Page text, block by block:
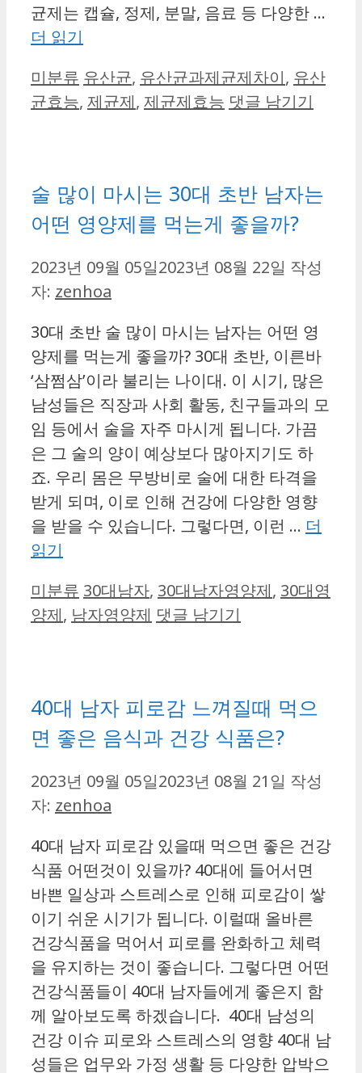
균제는 캡슐, 정제, 분말, 음료 등 다양한 …
더 읽기
카
테
미분류 태
그
유산균, 유산균과제균제차이, 유산
균효능, 제균제, 제균제효능 댓글 남기기
술 많이 마시는 30대 초반 남자는
어떤 영양제를 먹는게 좋을까?
2023년 09월 05일2023년 08월 22일 작성
자: zenhoa
30대 초반 술 많이 마시는 남자는 어떤 영
양제를 먹는게 좋을까? 30대 초반, 이른바
‘삼쩜삼’이라 불리는 나이대. 이 시기, 많은
남성들은 직장과 사회 활동, 친구들과의 모
임 등에서 술을 자주 마시게 됩니다. 가끔
은 그 술의 양이 예상보다 많아지기도 하
죠. 우리 몸은 무방비로 술에 대한 타격을
받게 되며, 이로 인해 건강에 다양한 영향
을 받을 수 있습니다. 그렇다면, 이런 … 더
읽기
카
테
미분류 태
그
30대남자, 30대남자영양제, 30대영
양제, 남자영양제 댓글 남기기
40대 남자 피로감 느껴질때 먹으
면 좋은 음식과 건강 식품은?
2023년 09월 05일2023년 08월 21일 작성
자: zenhoa
40대 남자 피로감 있을때 먹으면 좋은 건강
식품 어떤것이 있을까? 40대에 들어서면
바쁜 일상과 스트레스로 인해 피로감이 쌓
이기 쉬운 시기가 됩니다. 이럴때 올바른
건강식품을 먹어서 피로를 완화하고 체력
을 유지하는 것이 좋습니다. 그렇다면 어떤
건강식품들이 40대 남자들에게 좋은지 함
께 알아보도록 하겠습니다. 40대 남성의
건강 이슈 피로와 스트레스의 영향 40대 남
성들은 업무와 가정 생활 등 다양한 압박으